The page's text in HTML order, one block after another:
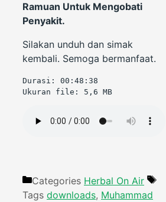
Ramuan Untuk Mengobati
Penyakit.
Silakan unduh dan simak
kembali. Semoga bermanfaat.
Durasi: 00:48:38
Ukuran file: 5,6 MB
Categories Herbal On Air
Tags downloads, Muhammad